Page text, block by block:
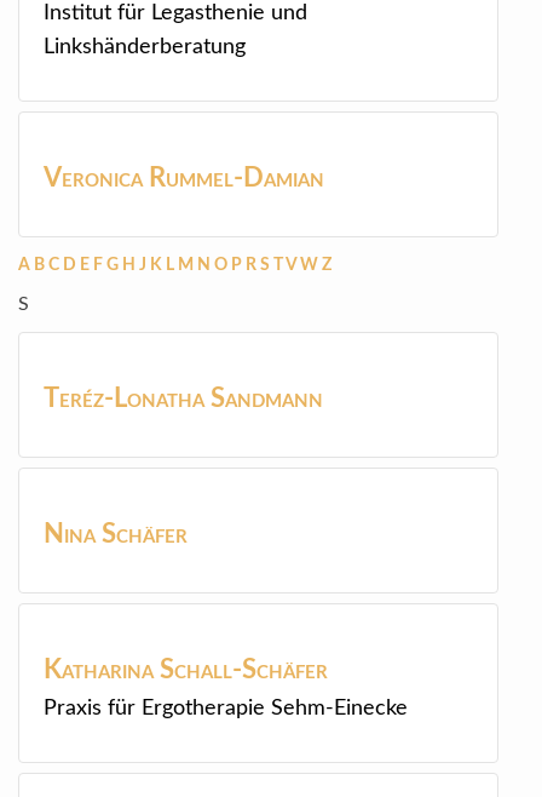
Institut für Legasthenie und
Linkshänderberatung
Veronica Rummel-Damian
A B C D E F G H J K L M N O P R S TV W Z
S
Teréz-Lonatha Sandmann
Nina Schäfer
Katharina Schall-Schäfer
Praxis für Ergotherapie Sehm-Einecke